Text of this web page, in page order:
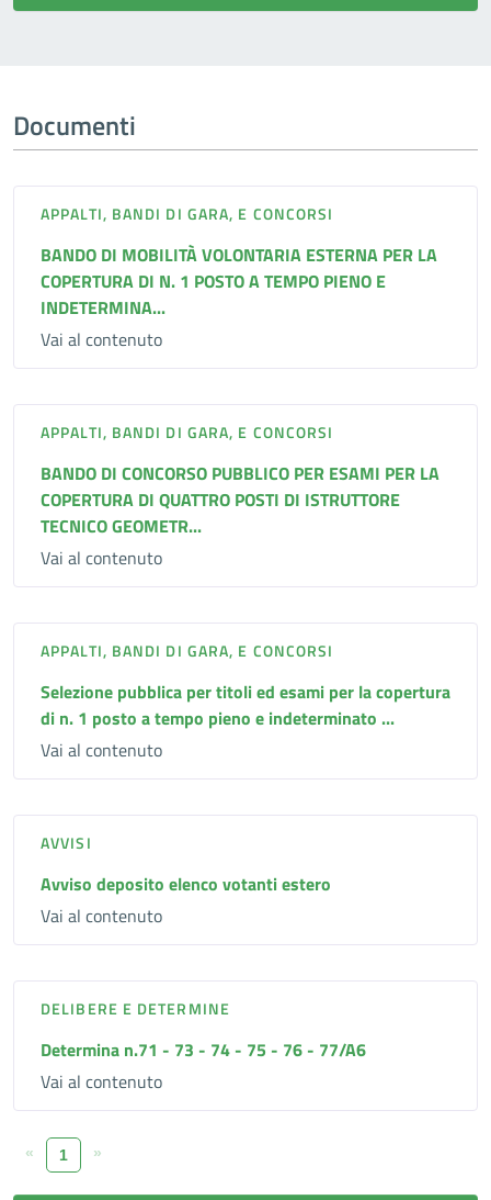
Documenti
APPALTI, BANDI DI GARA, E CONCORSI
BANDO DI MOBILITÀ VOLONTARIA ESTERNA PER LA
COPERTURA DI N. 1 POSTO A TEMPO PIENO E
INDETERMINA...
Vai al contenuto
APPALTI, BANDI DI GARA, E CONCORSI
BANDO DI CONCORSO PUBBLICO PER ESAMI PER LA
COPERTURA DI QUATTRO POSTI DI ISTRUTTORE
TECNICO GEOMETR...
Vai al contenuto
APPALTI, BANDI DI GARA, E CONCORSI
Selezione pubblica per titoli ed esami per la copertura
di n. 1 posto a tempo pieno e indeterminato ...
Vai al contenuto
AVVISI
Avviso deposito elenco votanti estero
Vai al contenuto
DELIBERE E DETERMINE
Determina n.71 - 73 - 74 - 75 - 76 - 77/A6
Vai al contenuto
« 1 »